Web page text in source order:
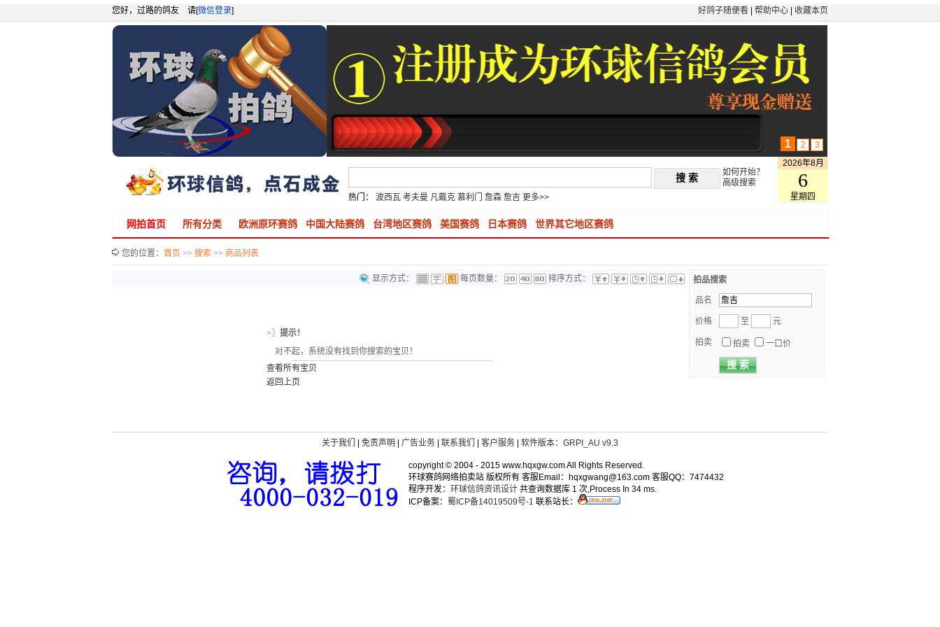
您好，过路的鸽友 请[微信登录] 好鸽子随便看| 帮助中心| 收藏本页
1 2 3
热门： 波西瓦 考夫曼 凡戴克 慕利门 詹森 詹吉 更多>>
2026年8月
6
星期四
如何开始？
高级搜索
网拍首页 所有分类 欧洲原环赛鸽 中国大陆赛鸽 台湾地区赛鸽 美国赛鸽 日本赛鸽 世界其它地区赛鸽
您的位置： 首页 >> 搜索 >> 商品列表
显示方式： 每页数量： 排序方式：
>〗 提示！
对不起，系统没有找到你搜索的宝贝！
查看所有宝贝
返回上页
拍品搜索
品名
价格 至 元
拍卖 拍卖 一口价
关于我们 | 免责声明 | 广告业务 | 联系我们 | 客户服务 | 软件版本：GRPI_AU v9.3
copyright © 2004 - 2015 www.hqxgw.com All Rights Reserved.
环球赛鸽网络拍卖站 版权所有 客服Email：hqxgwang@163.com 客服QQ：7474432
程序开发： 环球信鸽资讯设计 共查询数据库 1 次,Process In 34 ms.
ICP备案： 蜀ICP备14019509号-1 联系站长：